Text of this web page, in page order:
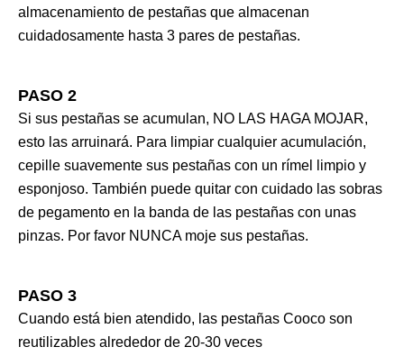
almacenamiento de pestañas que almacenan
cuidadosamente hasta 3 pares de pestañas.
PASO 2
Si sus pestañas se acumulan, NO LAS HAGA MOJAR,
esto las arruinará. Para limpiar cualquier acumulación,
cepille suavemente sus pestañas con un rímel limpio y
esponjoso. También puede quitar con cuidado las sobras
de pegamento en la banda de las pestañas con unas
pinzas. Por favor NUNCA moje sus pestañas.
PASO 3
Cuando está bien atendido, las pestañas Cooco son
reutilizables alrededor de 20-30 veces